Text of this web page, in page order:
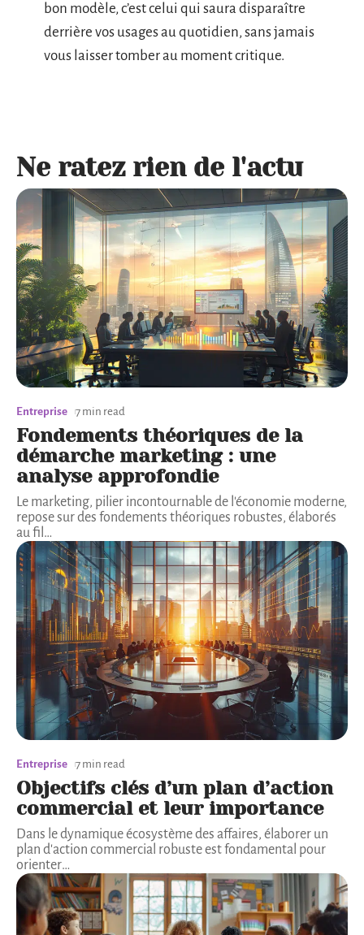
bon modèle, c’est celui qui saura disparaître
derrière vos usages au quotidien, sans jamais
vous laisser tomber au moment critique.
Ne ratez rien de l'actu
Entreprise 7 min read
Fondements théoriques de la
démarche marketing : une
analyse approfondie
Le marketing, pilier incontournable de l'économie moderne,
repose sur des fondements théoriques robustes, élaborés
au fil …
Entreprise 7 min read
Objectifs clés d’un plan d’action
commercial et leur importance
Dans le dynamique écosystème des affaires, élaborer un
plan d'action commercial robuste est fondamental pour
orienter…